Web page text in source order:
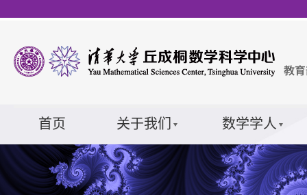
首页 关于我们 数学学人